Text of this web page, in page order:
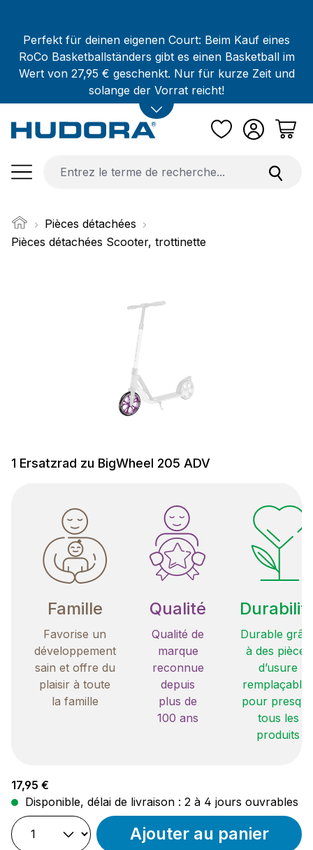
Perfekt für deinen eigenen Court: Beim Kauf eines
RoCo Basketballständers gibt es einen Basketball im
Wert von 27,95 € geschenkt. Nur für kurze Zeit und
solange der Vorrat reicht!
Pièces détachées
Pièces détachées Scooter, trottinette
1 Ersatzrad zu BigWheel 205 ADV
Famille
Favorise un
développement
sain et offre du
plaisir à toute
la famille
Qualité
Qualité de
marque
reconnue
depuis
plus de
100 ans
Durable
à des pièces
d’usure
remplaçables
pour
tous les
produits
Prix régulier :
17,95 €
Disponible, délai de livraison : 2 à 4 jours ouvrables
Ajouter au panier